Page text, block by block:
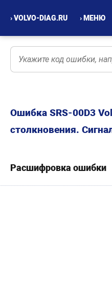
› VOLVO-DIAG.RU › МЕНЮ
Ошибка SRS-00D3
столкновения.
Расшифровка ошибки